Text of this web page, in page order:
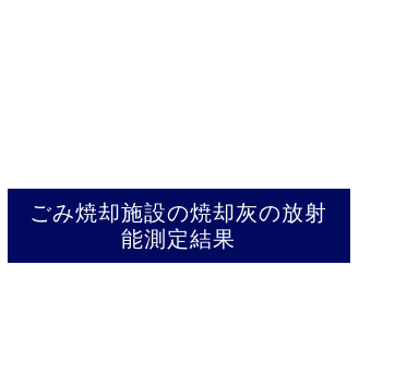
ごみ焼却施設の焼却灰の放射
能測定結果